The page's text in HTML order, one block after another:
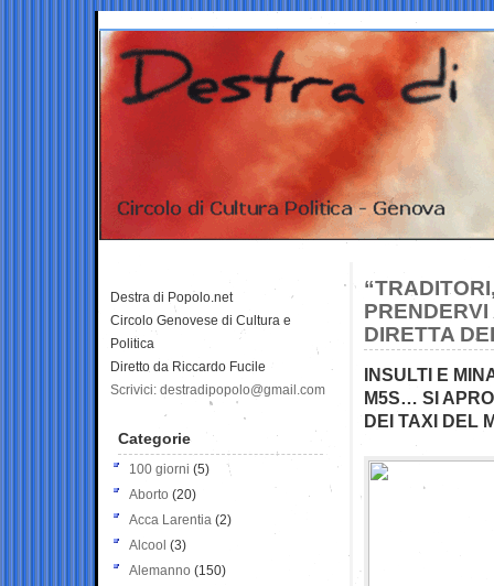
DIRETTA
INSULTI E
M5S… SI
DEI TAXI DEL
Destra di Popolo.net
Circolo Genovese di Cultura e
Politica
Diretto da Riccardo Fucile
Scrivici: destradipopolo@gmail.com
Categorie
100 giorni (5)
Aborto (20)
Acca Larentia (2)
Alcool (3)
Alemanno (150)